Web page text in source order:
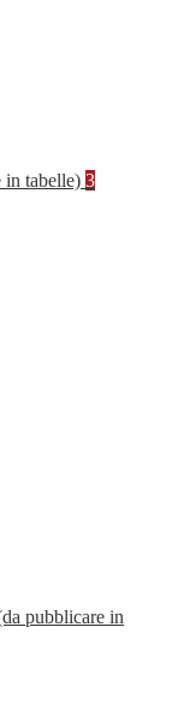
tabelle) 3
pubblicare in